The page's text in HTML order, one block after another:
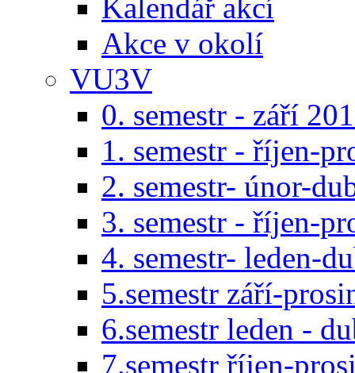
Kalendář akcí
Akce v okolí
VU3V
0. semestr - září
1. semestr - říjen-
2. semestr- únor-
3. semestr - říjen-
4. semestr- leden-
5.semestr září-
6.semestr leden -
7.semestr říjen-